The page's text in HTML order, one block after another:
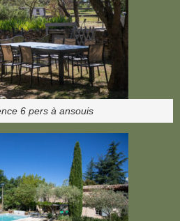
6 pers à ansouis